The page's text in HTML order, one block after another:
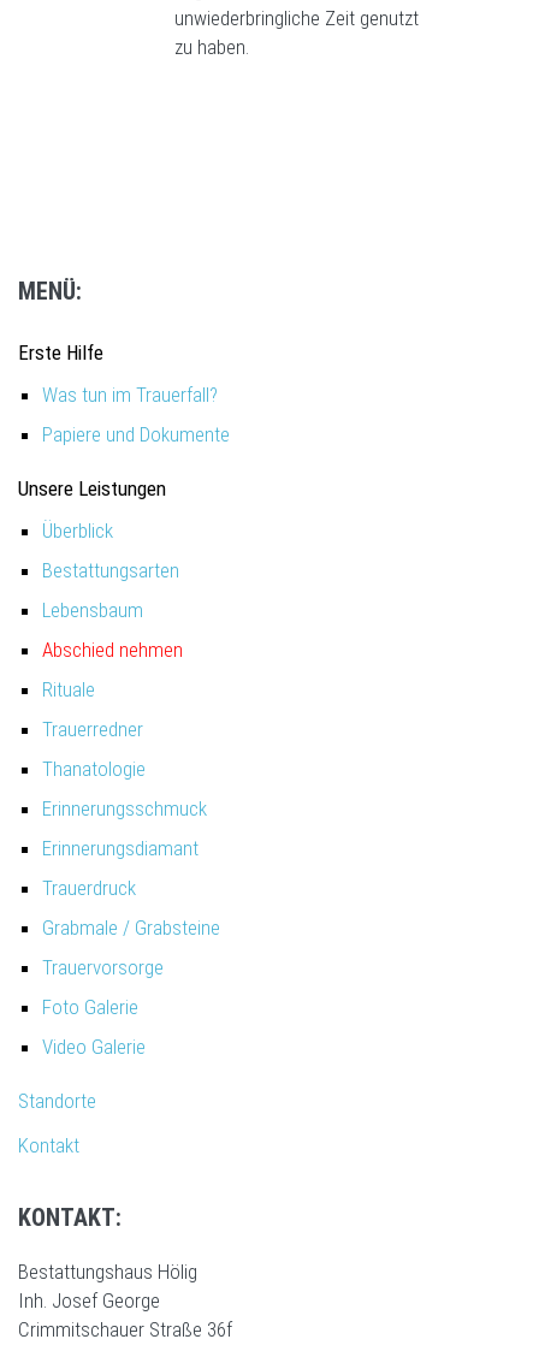
unwiederbringliche Zeit genutzt
zu haben.
MENÜ:
Erste Hilfe
Was tun im Trauerfall?
Papiere und Dokumente
Unsere Leistungen
Überblick
Bestattungsarten
Lebensbaum
Abschied nehmen
Rituale
Trauerredner
Thanatologie
Erinnerungsschmuck
Erinnerungsdiamant
Trauerdruck
Grabmale / Grabsteine
Trauervorsorge
Foto Galerie
Video Galerie
Standorte
Kontakt
KONTAKT:
Bestattungshaus Hölig
Inh. Josef George
Crimmitschauer Straße 36f